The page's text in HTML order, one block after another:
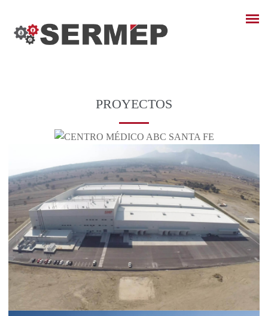
PROYECTOS